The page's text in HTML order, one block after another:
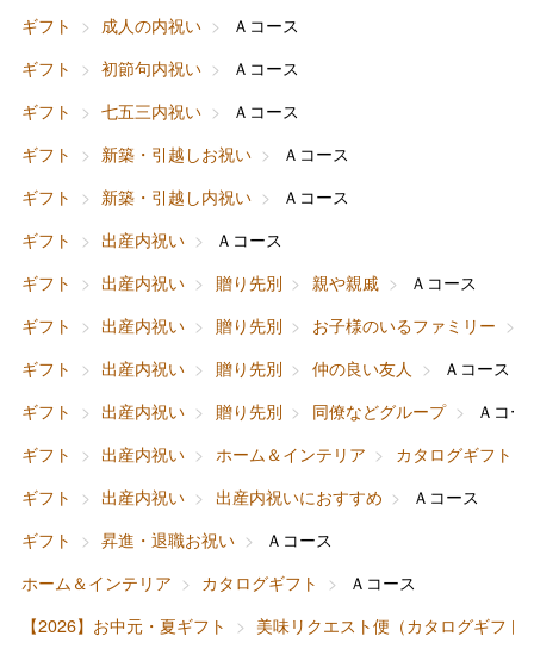
ギフト
成人の内祝い
Ａコース
ギフト
初節句内祝い
Ａコース
ギフト
七五三内祝い
Ａコース
ギフト
新築・引越しお祝い
Ａコース
ギフト
新築・引越し内祝い
Ａコース
ギフト
出産内祝い
Ａコース
ギフト
出産内祝い 贈り先別 親や親戚
Ａコース
ギフト
出産内祝い 贈り先別 お子様のいるファミリー
ギフト
出産内祝い 贈り先別 仲の良い友人
Ａコース
ギフト
出産内祝い 贈り先別 同僚などグループ
Ａコー
ギフト
出産内祝い ホーム＆インテリア
カタログギフト
ギフト
出産内祝い 出産内祝いにおすすめ
Ａコース
ギフト
昇進・退職お祝い
Ａコース
ホーム＆インテリア
カタログギフト
Ａコース
【2026】お中元・夏ギフト
美味リクエスト便（カタログギフト
フード＆スイーツ
ファッション
ホーム＆インテリア
ベビー＆キッズ
出産内祝い
結婚内祝い
お香典返し
快気祝い
バレンタインチョコレート
母の日
父の日
お中元
敬老の日